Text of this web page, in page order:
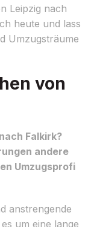
Leipzig nach
heute und lass
Umzugsträume
von
Falkirk?
andere
Umzugsprofi
anstrengende
um eine lange